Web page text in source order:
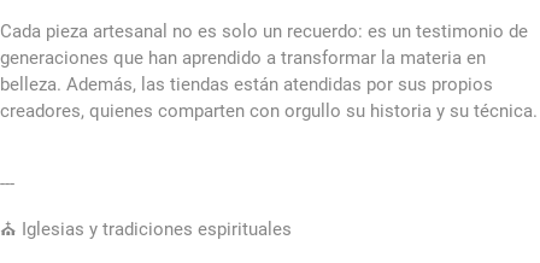
Cada pieza artesanal no es solo un recuerdo: es un testimonio de
generaciones que han aprendido a transformar la materia en
belleza. Además, las tiendas están atendidas por sus propios
creadores, quienes comparten con orgullo su historia y su técnica.
---
⛪ Iglesias y tradiciones espirituales